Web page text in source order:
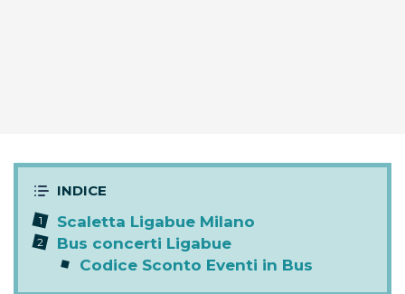
Scaletta Ligabue Milano
Bus concerti Ligabue
Codice Sconto Eventi in Bus